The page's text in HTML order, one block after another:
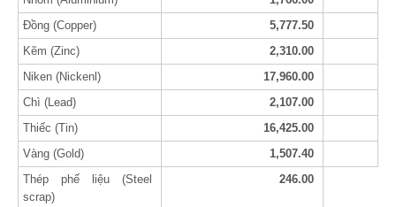
Đồng (Copper)
5,777.50
Kẽm (Zinc)
2,310.00
Niken (Nickenl)
17,960.00
Chì (Lead)
2,107.00
Thiếc (Tin)
16,425.00
Vàng (Gold)
1,507.40
Thép phế liệu (Steel
scrap)
246.00